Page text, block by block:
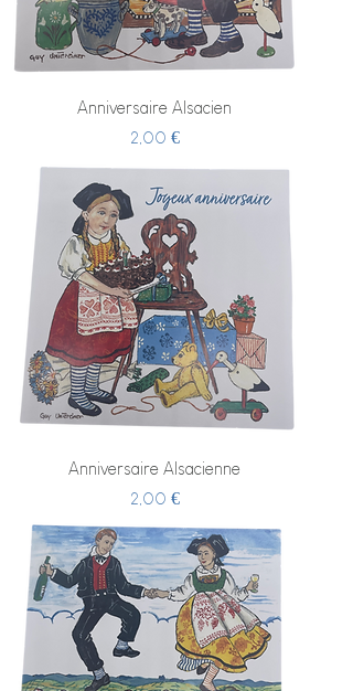
Anniversaire Alsacien
Prix
2,00 €
Anniversaire Alsacienne
Prix
2,00 €